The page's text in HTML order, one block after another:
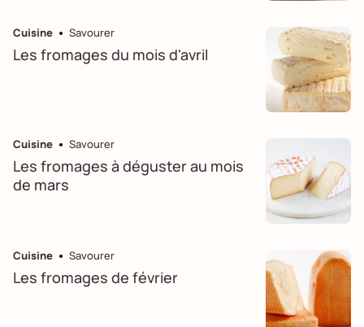
Cuisine Savourer
Les fromages du mois d'avril
Cuisine Savourer
Les fromages à déguster au mois
de mars
Cuisine Savourer
Les fromages de février